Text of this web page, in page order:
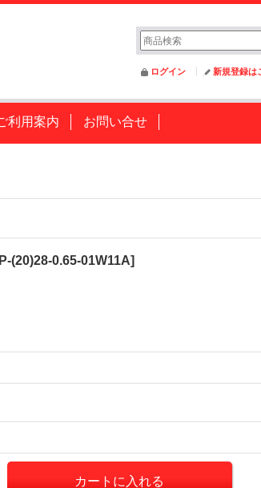
ログイン 新規登録は
利用案内 お問い合せ
(20)28-0.65-01W11A]